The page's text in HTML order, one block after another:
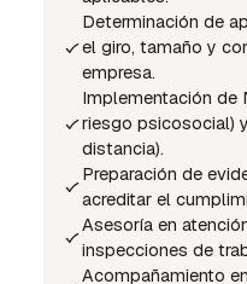
Determinación de
el giro, tamaño y
empresa.
Implementación de
riesgo psicosocial)
distancia).
Preparación de
acreditar el
Asesoría en
inspecciones de
Acompañamiento